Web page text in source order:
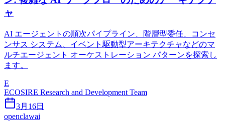
ャ
AI エージェントの順次パイプライン、階層型委任、コンセ
ンサス システム、イベント駆動型アーキテクチャなどのマ
ルチエージェント オーケストレーション パターンを探索し
ます。
E
ECOSIRE Research and Development Team
3月16日
openclawai